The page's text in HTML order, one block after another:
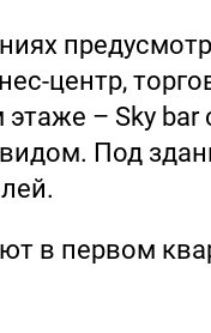
центр,
– Sky bar
Под
в первом